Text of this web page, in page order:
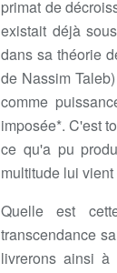
primat de
existait déjà
dans sa théorie
de Nassim
comme
imposée*. C'est
ce qu'a pu
multitude lui
Quelle est
transcendance
livrerons ainsi à